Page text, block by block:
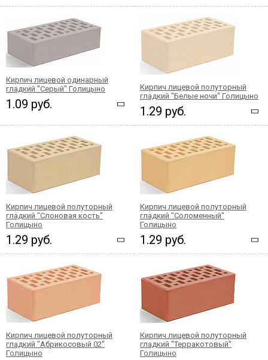
Кирпич лицевой одинарный
гладкий "Серый" Голицыно
1.09 руб.
Кирпич лицевой полуторный
гладкий "Белые ночи" Голицыно
1.29 руб.
Кирпич лицевой полуторный
гладкий "Слоновая кость"
Голицыно
1.29 руб.
Кирпич лицевой полуторный
гладкий "Соломенный"
Голицыно
1.29 руб.
Кирпич лицевой полуторный
гладкий "Абрикосовый 02"
Голицыно
Кирпич лицевой полуторный
гладкий "Терракотовый"
Голицыно